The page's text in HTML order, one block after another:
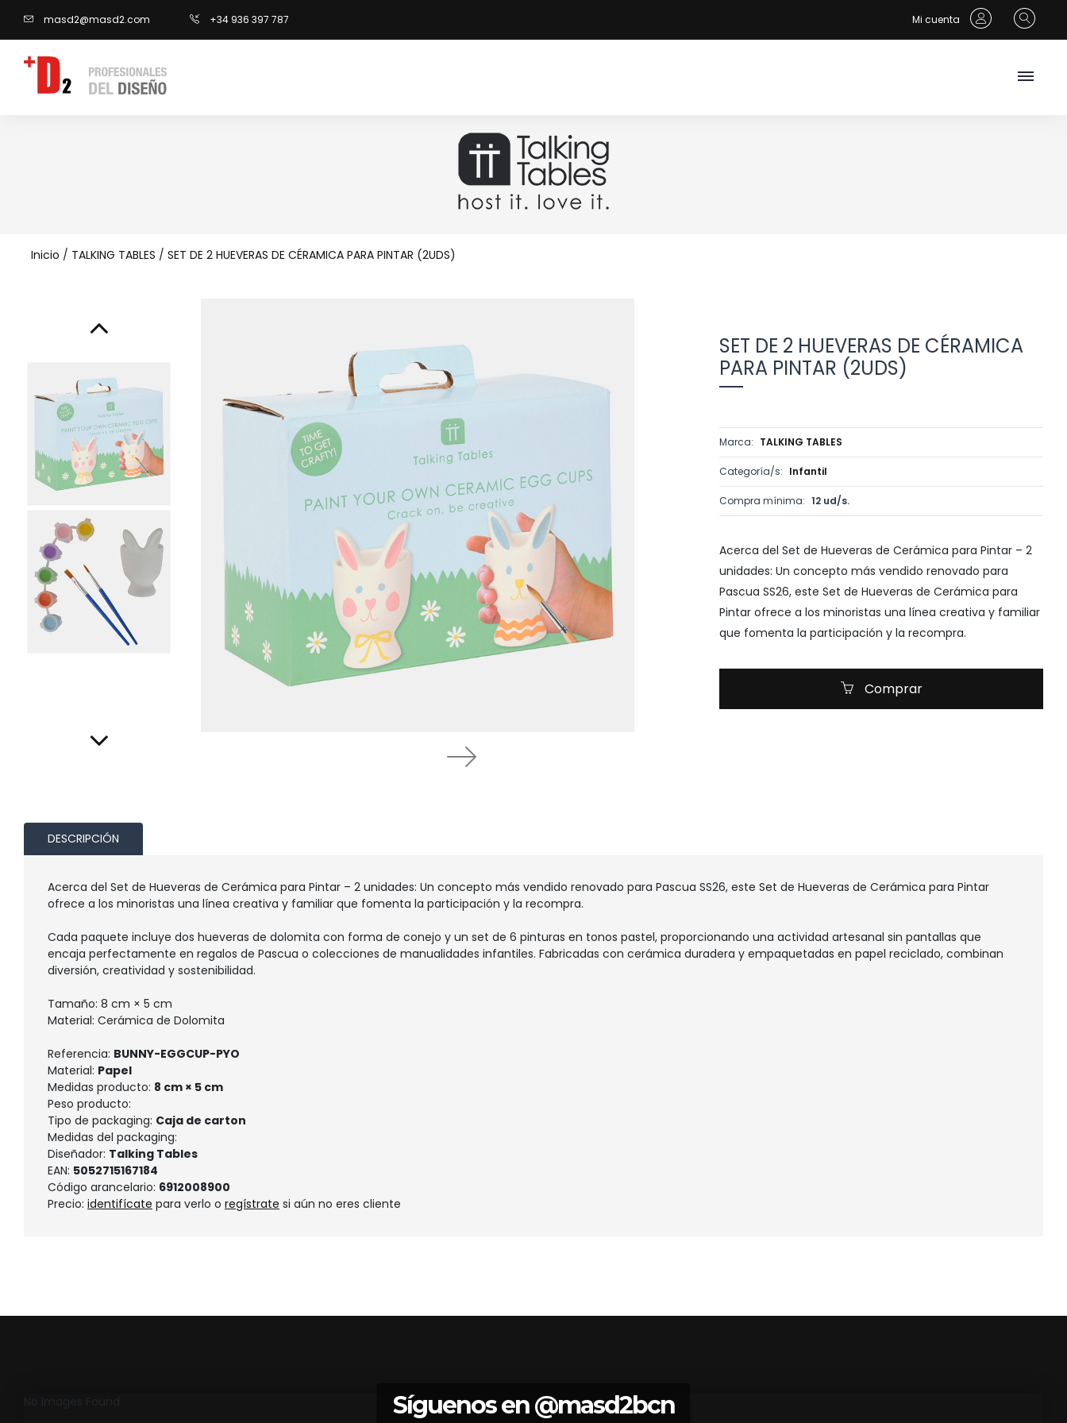
masd2@masd2.com +34 936 397 787 Mi cuenta
Inicio / TALKING TABLES / SET DE 2 HUEVERAS DE CÉRAMICA PARA PINTAR (2UDS)
SET DE 2 HUEVERAS DE CÉRAMICA
PARA PINTAR (2UDS)
Marca: TALKING TABLES
Categoría/s: Infantil
Compra mínima: 12 ud/s.
Acerca del Set de Hueveras de Cerámica para Pintar – 2
unidades: Un concepto más vendido renovado para
Pascua SS26, este Set de Hueveras de Cerámica para
Pintar ofrece a los minoristas una línea creativa y familiar
que fomenta la participación y la recompra.
Comprar
DESCRIPCIÓN
Acerca del Set de Hueveras de Cerámica para Pintar – 2 unidades: Un concepto más vendido renovado para Pascua SS26, este Set de Hueveras de Cerámica para Pintar
ofrece a los minoristas una línea creativa y familiar que fomenta la participación y la recompra.
Cada paquete incluye dos hueveras de dolomita con forma de conejo y un set de 6 pinturas en tonos pastel, proporcionando una actividad artesanal sin pantallas que
encaja perfectamente en regalos de Pascua o colecciones de manualidades infantiles. Fabricadas con cerámica duradera y empaquetadas en papel reciclado, combinan
diversión, creatividad y sostenibilidad.
Tamaño: 8 cm × 5 cm
Material: Cerámica de Dolomita
Referencia: BUNNY-EGGCUP-PYO
Material: Papel
Medidas producto: 8 cm × 5 cm
Peso producto:
Tipo de packaging: Caja de carton
Medidas del packaging:
Diseñador: Talking Tables
EAN: 5052715167184
Código arancelario: 6912008900
Precio: identifícate para verlo o regístrate si aún no eres cliente
Síguenos en@masd2bcn